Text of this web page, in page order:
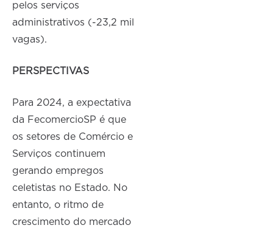
pelos serviços
administrativos (-23,2 mil
vagas).
PERSPECTIVAS
Para 2024, a expectativa
da FecomercioSP é que
os setores de Comércio e
Serviços continuem
gerando empregos
celetistas no Estado. No
entanto, o ritmo de
crescimento do mercado